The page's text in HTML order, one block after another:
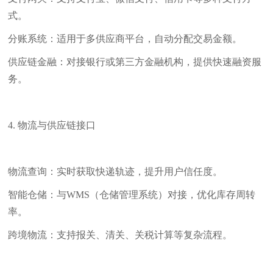
式。
分账系统：适用于多供应商平台，自动分配交易金额。
供应链金融：对接银行或第三方金融机构，提供快速融资服
务。
4. 物流与供应链接口
物流查询：实时获取快递轨迹，提升用户信任度。
智能仓储：与WMS（仓储管理系统）对接，优化库存周转
率。
跨境物流：支持报关、清关、关税计算等复杂流程。